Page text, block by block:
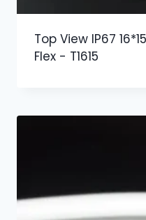
Top View IP67
Flex - T1615